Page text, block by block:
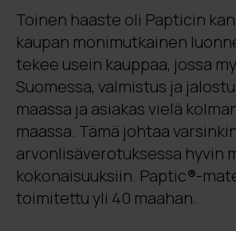
Toinen haaste oli Papticin
kaupan monimutkainen
tekee usein kauppaa, jossa
Suomessa, valmistus ja
maassa ja asiakas vielä
maassa. Tämä johtaa
arvonlisäverotuksessa hyvin
kokonaisuuksiin. Paptic®-
toimitettu yli 40 maahan.